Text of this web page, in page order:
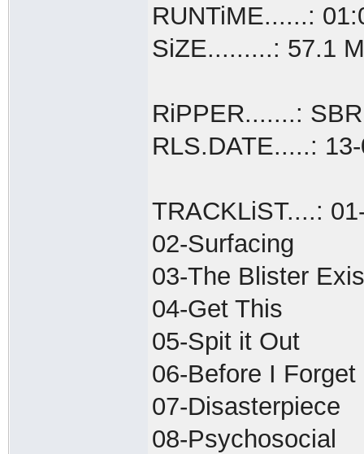
RUNTiME......:
SiZE.........: 57.1
RiPPER.......:
RLS.DATE.....:
TRACKLiST....:
02-Surfacing
03-The Blister
04-Get This
05-Spit it Out
06-Before I Forget
07-Disasterpiece
08-Psychosocial